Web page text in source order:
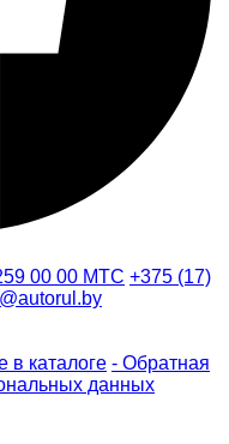
00 00 МТС +375 (17)
в каталоге - Обратная
данных